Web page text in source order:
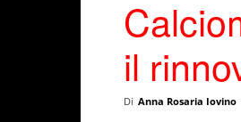
il
Di Anna Rosaria Iovino